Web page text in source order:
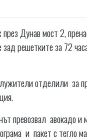
Дунав мост 2,
решетките за 72
отделили за
превозвал авокадо и
и пакет с тегло